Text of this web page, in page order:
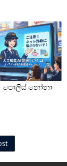
පොලිස් නෝනා